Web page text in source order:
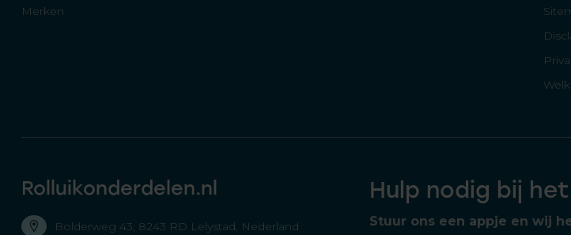
Merken
Rolluikonderdelen.nl
Bolderweg 43, 8243 RD Lelystad, Nederland
Hulp nodig bij
Stuur ons een appje en wij